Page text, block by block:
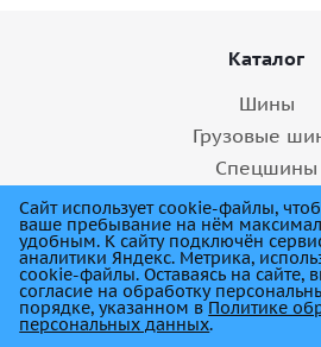
Каталог
Шины
Грузовые
Спецшины
Агрошины
Диски
Масла
Сайт использует cookie-файлы,
ваше пребывание на нём
удобным. К cайту подключён
аналитики Яндекс. Метрика,
cookie-файлы. Оставаясь на сайте,
согласие на обработку
порядке, указанном вПолитике
персональных данных.